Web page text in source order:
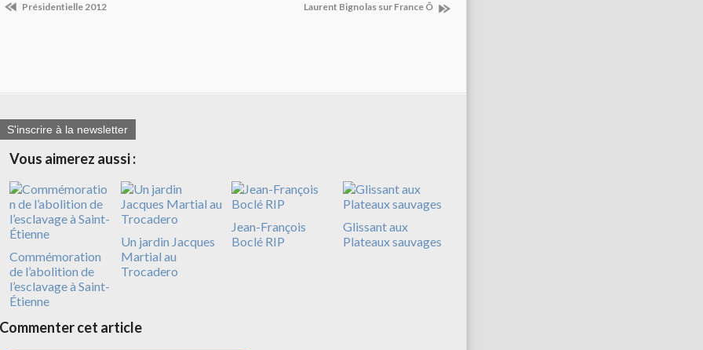
Présidentielle 2012 Laurent Bignolas sur France Ô
S'inscrire à la newsletter
Vous aimerez aussi :
Commémoration
de l’abolition de
l’esclavage à Saint-
Étienne
Un jardin Jacques
Martial au
Trocadero
Jean-François
Boclé RIP
Glissant aux
Plateaux sauvages
Commenter cet article